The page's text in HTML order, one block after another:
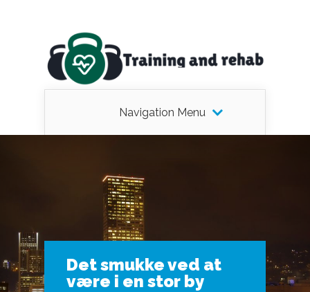
Navigation Menu
Det smukke ved at
være i en stor by